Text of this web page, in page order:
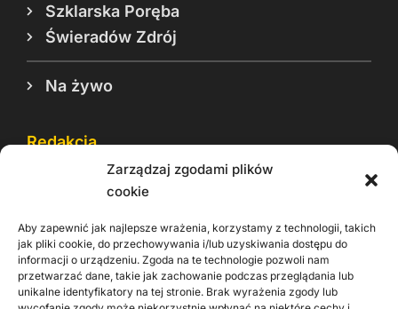
Zarządzaj zgodami plików
cookie
Aby zapewnić jak najlepsze wrażenia, korzystamy z technologii, takich
jak pliki cookie, do przechowywania i/lub uzyskiwania dostępu do
informacji o urządzeniu. Zgoda na te technologie pozwoli nam
przetwarzać dane, takie jak zachowanie podczas przeglądania lub
unikalne identyfikatory na tej stronie. Brak wyrażenia zgody lub
Szklarska Poręba
Świeradów Zdrój
Na żywo
Redakcja
Reklama
Rodo
Kontakt